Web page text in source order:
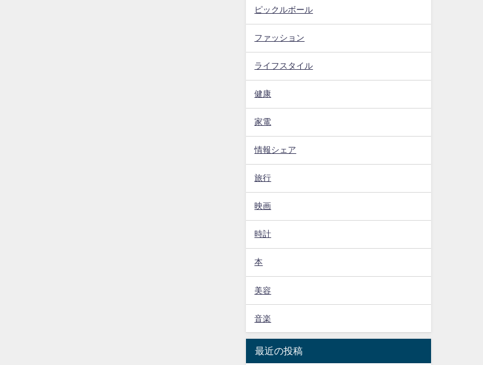
ピックルボール
ファッション
ライフスタイル
健康
家電
情報シェア
旅行
映画
時計
本
美容
音楽
最近の投稿